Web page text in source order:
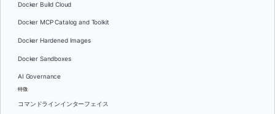
Docker Build Cloud
Docker MCP Catalog and Toolkit
Docker Hardened Images
Docker Sandboxes
AI Governance
特徴
コマンドラインインターフェイス